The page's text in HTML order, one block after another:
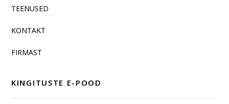
TEENUSED
KONTAKT
FIRMAST
KINGITUSTE E-POOD